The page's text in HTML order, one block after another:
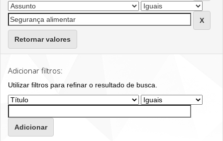
Retornar valores
Adicionar filtros:
Utilizar filtros para refinar o resultado de busca.